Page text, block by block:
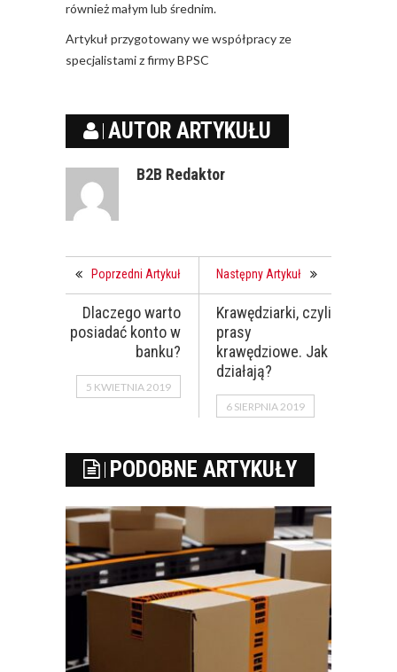
również małym lub średnim.
Artykuł przygotowany we współpracy ze
specjalistami zfirmy BPSC
AUTOR ARTYKUŁU
B2B Redaktor
Poprzedni Artykuł
Dlaczego warto
posiadać konto w
banku?
5 KWIETNIA 2019
Następny Artykuł
Krawędziarki, czyli
prasy
krawędziowe. Jak
działają?
6 SIERPNIA 2019
PODOBNE ARTYKUŁY